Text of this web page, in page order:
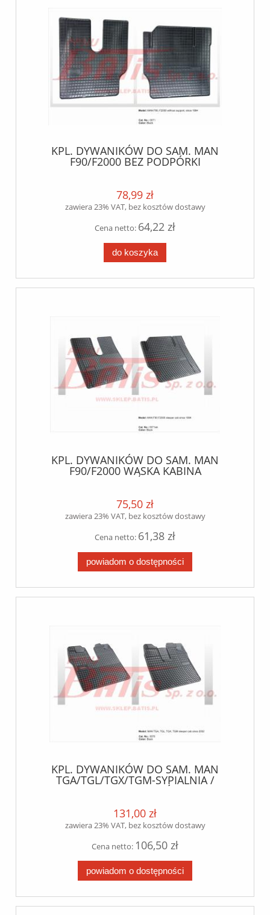
KPL. DYWANIKÓW DO SAM. MAN
F90/F2000 BEZ PODPÓRKI
78,99 zł
zawiera 23% VAT, bez kosztów dostawy
Cena netto: 64,22 zł
do koszyka
KPL. DYWANIKÓW DO SAM. MAN
F90/F2000 WĄSKA KABINA
75,50 zł
zawiera 23% VAT, bez kosztów dostawy
Cena netto: 61,38 zł
powiadom o dostępności
KPL. DYWANIKÓW DO SAM. MAN
TGA/TGL/TGX/TGM-SYPIALNIA /
DOSTAWA 7 TYDZIEŃ 2021/
131,00 zł
zawiera 23% VAT, bez kosztów dostawy
Cena netto: 106,50 zł
powiadom o dostępności